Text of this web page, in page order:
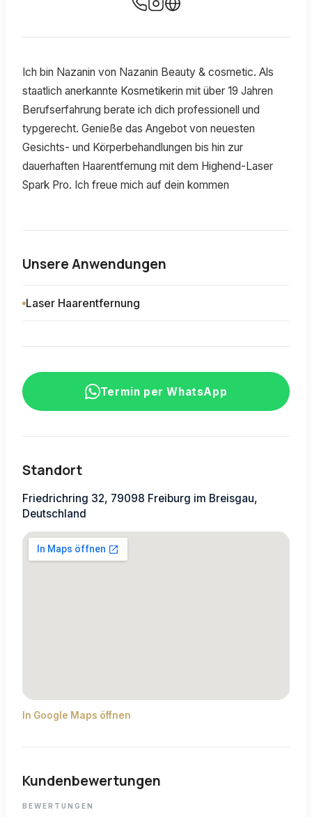
Ich bin Nazanin von Nazanin Beauty & cosmetic. Als
staatlich anerkannte Kosmetikerin mit über 19 Jahren
Berufserfahrung berate ich dich professionell und
typgerecht. Genieße das Angebot von neuesten
Gesichts- und Körperbehandlungen bis hin zur
dauerhaften Haarentfernung mit dem Highend-Laser
Spark Pro. Ich freue mich auf dein kommen
Unsere Anwendungen
Laser Haarentfernung
Termin per WhatsApp
Standort
Friedrichring 32, 79098 Freiburg im Breisgau,
Deutschland
In Google Maps öffnen
Kundenbewertungen
BEWERTUNGEN